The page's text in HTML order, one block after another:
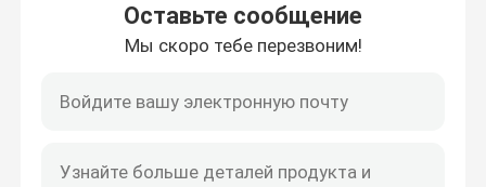
Оставьте сообщение
Мы скоро тебе перезвоним!